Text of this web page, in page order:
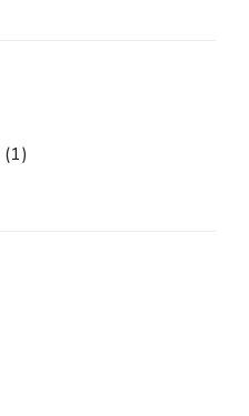
(1)